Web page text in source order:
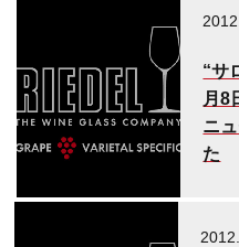
“サ
月8
ニ
た